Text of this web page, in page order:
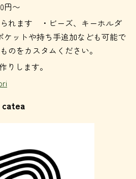
円〜
れます ・ビーズ、キーホルダ
ットや持ち手追加なども可能で
のをカスタムください。
りします。
catea